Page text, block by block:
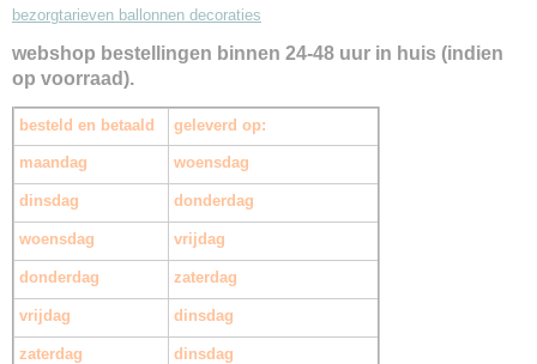
bezorgtarieven ballonnen decoraties
webshop bestellingen binnen 24-48 uur in huis (indien
op voorraad).
besteld en betaald geleverd op:
maandag woensdag
dinsdag donderdag
woensdag vrijdag
donderdag zaterdag
vrijdag dinsdag
zaterdag dinsdag